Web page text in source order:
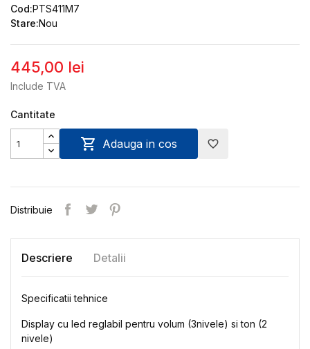
Cod:PTS411M7
Stare:Nou
445,00 lei
Include TVA
Cantitate
 Adauga in cos favorite_border
Distribuie
Descriere Detalii
Specificatii tehnice
Display cu led reglabil pentru volum (3nivele) si ton (2
nivele)